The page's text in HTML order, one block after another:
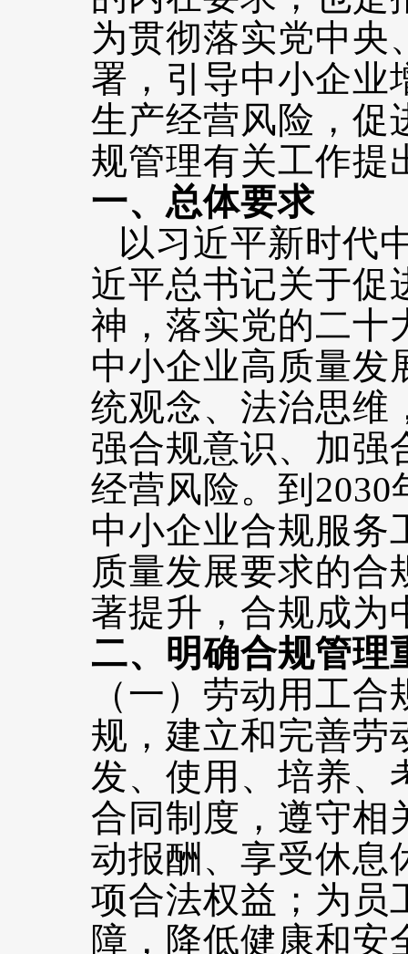
为贯彻落实党中央
署，引导中小企业
生产经营风险，促
规管理有关工作提
一、总体要求
以习近平新时代
近平总书记关于促
神，落实党的二十
中小企业高质量发
统观念、法治思维
强合规意识、加强
经营风险。到
中小企业合规服务
质量发展要求的合
著提升，合规成为
二、明确合规管理
（一）劳动用工
规，建立和完善劳
发、使用、培养、
合同制度，遵守相
动报酬、享受休息
项合法权益；为员
障，降低健康和安